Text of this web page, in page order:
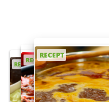
RECEPT
RECEPT
RECEPT
RECEPT
RECEPT